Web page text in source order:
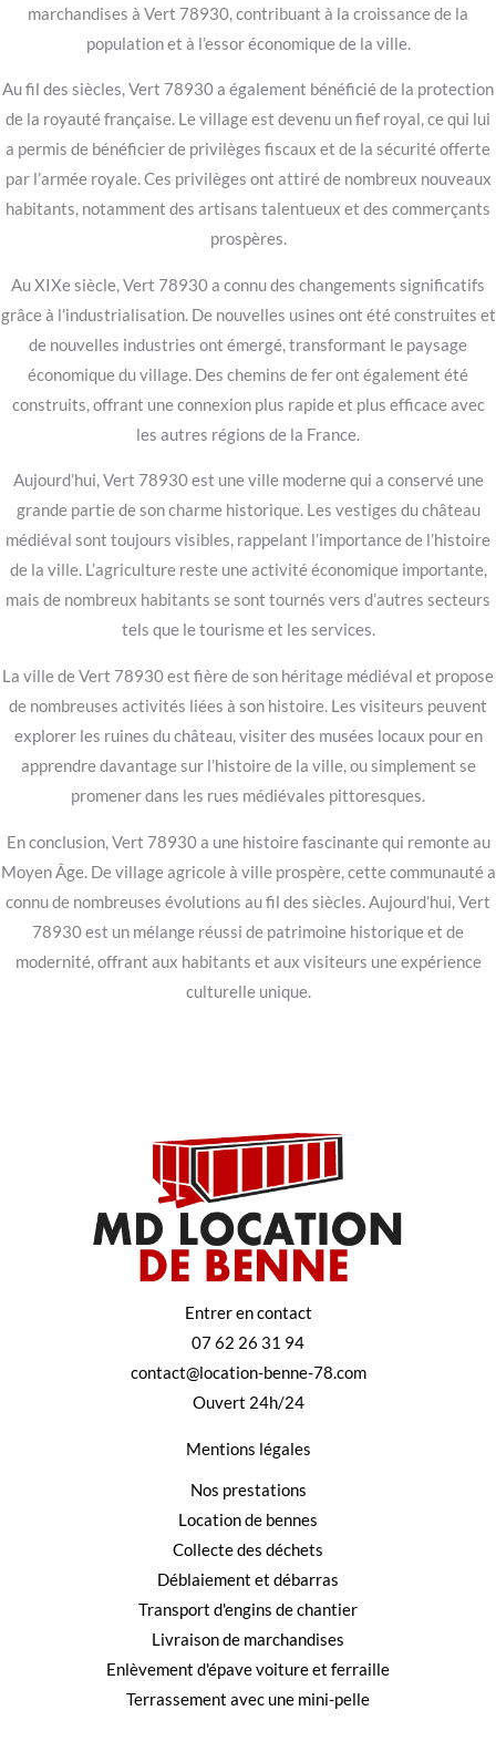
marchandises à Vert 78930, contribuant à la croissance de la
population et à l’essor économique de la ville.
Au fil des siècles, Vert 78930 a également bénéficié de la protection
de la royauté française. Le village est devenu un fief royal, ce qui lui
a permis de bénéficier de privilèges fiscaux et de la sécurité offerte
par l’armée royale. Ces privilèges ont attiré de nombreux nouveaux
habitants, notamment des artisans talentueux et des commerçants
prospères.
Au XIXe siècle, Vert 78930 a connu des changements significatifs
grâce à l’industrialisation. De nouvelles usines ont été construites et
de nouvelles industries ont émergé, transformant le paysage
économique du village. Des chemins de fer ont également été
construits, offrant une connexion plus rapide et plus efficace avec
les autres régions de la France.
Aujourd’hui, Vert 78930 est une ville moderne qui a conservé une
grande partie de son charme historique. Les vestiges du château
médiéval sont toujours visibles, rappelant l’importance de l’histoire
de la ville. L’agriculture reste une activité économique importante,
mais de nombreux habitants se sont tournés vers d’autres secteurs
tels que le tourisme et les services.
La ville de Vert 78930 est fière de son héritage médiéval et propose
de nombreuses activités liées à son histoire. Les visiteurs peuvent
explorer les ruines du château, visiter des musées locaux pour en
apprendre davantage sur l’histoire de la ville, ou simplement se
promener dans les rues médiévales pittoresques.
En conclusion, Vert 78930 a une histoire fascinante qui remonte au
Moyen Âge. De village agricole à ville prospère, cette communauté a
connu de nombreuses évolutions au fil des siècles. Aujourd’hui, Vert
78930 est un mélange réussi de patrimoine historique et de
modernité, offrant aux habitants et aux visiteurs une expérience
culturelle unique.
Entrer en contact
07 62 26 31 94
contact@location-benne-78.com
Ouvert 24h/24
Mentions légales
Nos prestations
Location de bennes
Collecte des déchets
Déblaiement et débarras
Transport d'engins de chantier
Livraison de marchandises
Enlèvement d'épave voiture et ferraille
Terrassement avec une mini-pelle